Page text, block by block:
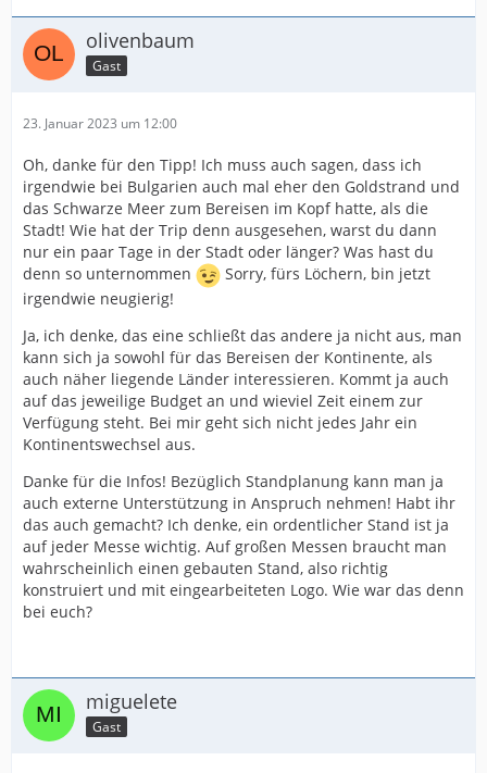
olivenbaum
Gast
23. Januar 2023 um 12:00
Oh, danke für den Tipp! Ich muss auch sagen, dass ich
irgendwie bei Bulgarien auch mal eher den Goldstrand und
das Schwarze Meer zum Bereisen im Kopf hatte, als die
Stadt! Wie hat der Trip denn ausgesehen, warst du dann
nur ein paar Tage in der Stadt oder länger? Was hast du
denn so unternommen
Sorry, fürs Löchern, bin jetzt
irgendwie neugierig!
Ja, ich denke, das eine schließt das andere ja nicht aus, man
kann sich ja sowohl für das Bereisen der Kontinente, als
auch näher liegende Länder interessieren. Kommt ja auch
auf das jeweilige Budget an und wieviel Zeit einem zur
Verfügung steht. Bei mir geht sich nicht jedes Jahr ein
Kontinentswechsel aus.
Danke für die Infos! Bezüglich Standplanung kann man ja
auch externe Unterstützung in Anspruch nehmen! Habt ihr
das auch gemacht? Ich denke, ein ordentlicher Stand ist ja
auf jeder Messe wichtig. Auf großen Messen braucht man
wahrscheinlich einen gebauten Stand, also richtig
konstruiert und mit eingearbeiteten Logo. Wie war das denn
bei euch?
miguelete
Gast